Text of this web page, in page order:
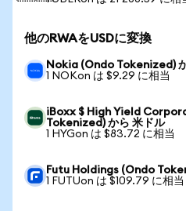
他のRWAをUSDに変換
Nokia (Ondo Tokenized)
1 NOKon は $9.29 に相当
iBoxx $ High Yield
Tokenized) から 米ドル
1 HYGon は $83.72 に相当
Futu Holdings (Ondo
1 FUTUon は $109.79 に相当